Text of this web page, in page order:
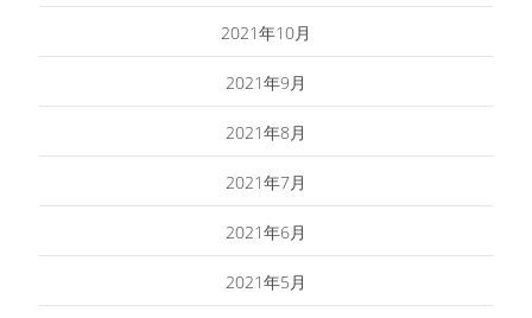
2021年10月
2021年9月
2021年8月
2021年7月
2021年6月
2021年5月